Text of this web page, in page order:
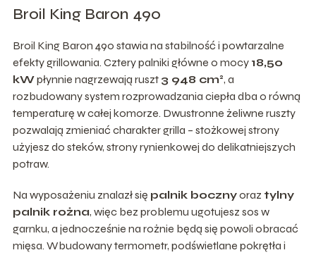
Broil King Baron 490
Broil King Baron 490 stawia na stabilność i powtarzalne
efekty grillowania. Cztery palniki główne o mocy 18,50
kWpłynnie nagrzewają ruszt 3 948 cm², a
rozbudowany system rozprowadzania ciepła dba o równą
temperaturę w całej komorze. Dwustronne żeliwne ruszty
pozwalają zmieniać charakter grilla – stożkowej strony
użyjesz do steków, strony rynienkowej do delikatniejszych
potraw.
Na wyposażeniu znalazł się palnik bocznyoraz tylny
palnik rożna, więc bez problemu ugotujesz sos w
garnku, a jednocześnie na rożnie będą się powoli obracać
mięsa. Wbudowany termometr, podświetlane pokrętła i